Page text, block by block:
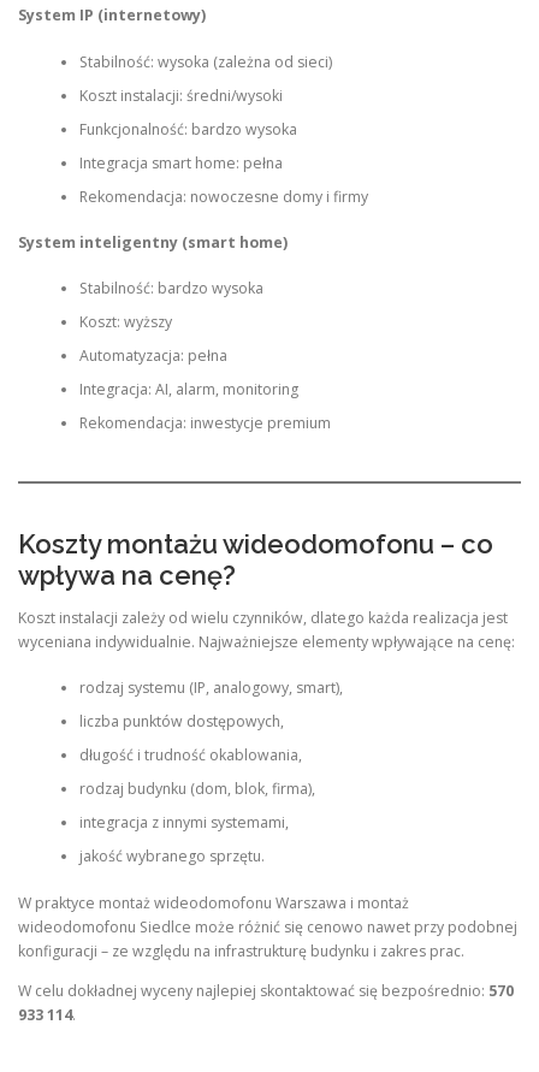
System IP (internetowy)
Stabilność: wysoka (zależna od sieci)
Koszt instalacji: średni/wysoki
Funkcjonalność: bardzo wysoka
Integracja smart home: pełna
Rekomendacja: nowoczesne domy i firmy
System inteligentny (smart home)
Stabilność: bardzo wysoka
Koszt: wyższy
Automatyzacja: pełna
Integracja: AI, alarm, monitoring
Rekomendacja: inwestycje premium
Koszty montażu wideodomofonu – co
wpływa na cenę?
Koszt instalacji zależy od wielu czynników, dlatego każda realizacja jest
wyceniana indywidualnie. Najważniejsze elementy wpływające na cenę:
rodzaj systemu (IP, analogowy, smart),
liczba punktów dostępowych,
długość i trudność okablowania,
rodzaj budynku (dom, blok, firma),
integracja z innymi systemami,
jakość wybranego sprzętu.
W praktyce montaż wideodomofonu Warszawa i montaż
wideodomofonu Siedlce może różnić się cenowo nawet przy podobnej
konfiguracji – ze względu na infrastrukturę budynku i zakres prac.
W celu dokładnej wyceny najlepiej skontaktować się bezpośrednio: 570
933 114.